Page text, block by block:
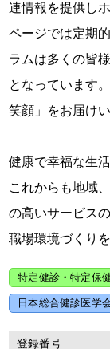
連情報を提供し
ページでは定期
ラムは多くの皆
となっています
笑顔」をお届け
健康で幸福な生
これからも地域
の高いサービス
職場環境づくり
特定健診・特定保
日本総合健診医学
登録番号